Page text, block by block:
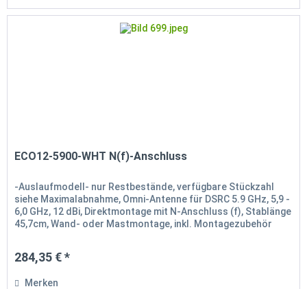
ECO12-5900-WHT N(f)-Anschluss
-Auslaufmodell- nur Restbestände, verfügbare Stückzahl
siehe Maximalabnahme, Omni-Antenne für DSRC 5.9 GHz, 5,9 -
6,0 GHz, 12 dBi, Direktmontage mit N-Anschluss (f), Stablänge
45,7cm, Wand- oder Mastmontage, inkl. Montagezubehör
284,35 € *
Merken